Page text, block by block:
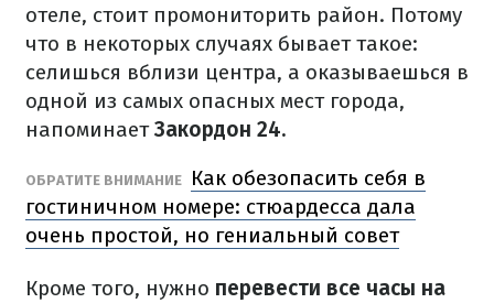
отеле, стоит промониторить район. Потому
что в некоторых случаях бывает такое:
селишься вблизи центра, а оказываешься в
одной из самых опасных мест города,
напоминаетЗакордон 24.
ОБРАТИТЕ ВНИМАНИЕ
Как обезопасить себя в
гостиничном номере: стюардесса дала
очень простой, но гениальный совет
Кроме того, нужно перевести все часы на